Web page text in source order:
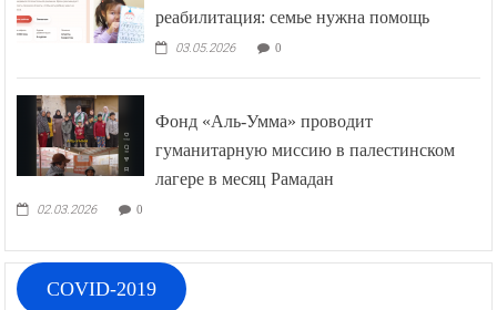
реабилитация: семье нужна помощь
03.05.2026 0
Фонд «Аль-Умма» проводит
гуманитарную миссию в палестинском
лагере в месяц Рамадан
02.03.2026 0
COVID-2019